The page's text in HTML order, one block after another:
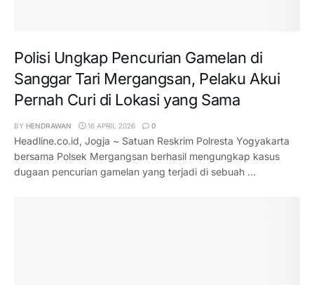
Polisi Ungkap Pencurian Gamelan di
Sanggar Tari Mergangsan, Pelaku Akui
Pernah Curi di Lokasi yang Sama
BY HENDRAWAN 16 APRIL 2026 0
Headline.co.id, Jogja ~ Satuan Reskrim Polresta Yogyakarta
bersama Polsek Mergangsan berhasil mengungkap kasus
dugaan pencurian gamelan yang terjadi di sebuah ...